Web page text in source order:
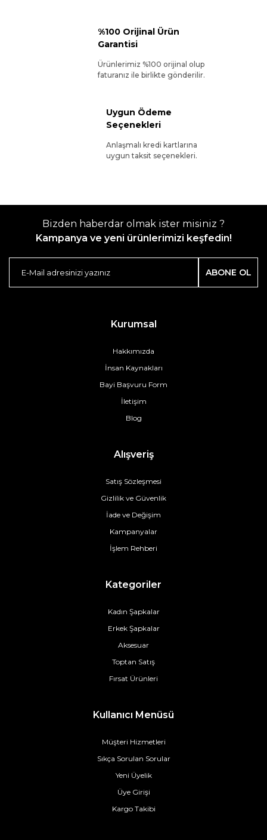
%100 Orijinal Ürün
Garantisi
Ürünlerimiz %100 orijinal olup
faturanız ile birlikte gönderilir.
Uygun Ödeme
Seçenekleri
Anlaşmalı kredi kartlarına
uygun taksit seçenekleri.
Bizden haberdar olmak ister misiniz ?
Kampanya ve yeni ürünlerimizi keşfedin!
ABONE OL
Kurumsal
Hakkımızda
İnsan Kaynakları
Bayi Başvuru Form
İletişim
Blog
Alışveriş
Satış Sözleşmesi
Gizlilik ve Güvenlik
İade ve Değişim
Kampanyalar
İşlem Rehberi
Kategoriler
Kadın Şapkalar
Erkek Şapkalar
Aksesuar
Toptan Satış
Fırsat Ürünleri
Kullanıcı Menüsü
Müşteri Hizmetleri
Sıkça Sorulan Sorular
Yeni Üyelik
Üye Girişi
Kargo Takibi